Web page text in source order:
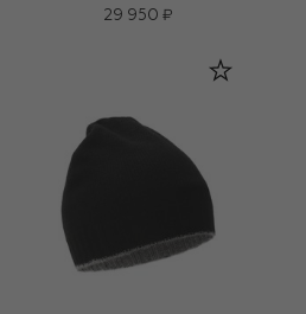
29 950 ₽